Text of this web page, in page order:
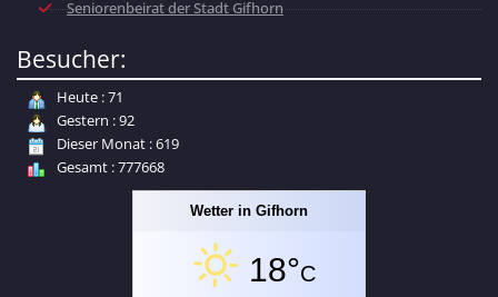
Seniorenbeirat der Stadt Gifhorn
Besucher:
Heute : 71
Gestern : 92
Dieser Monat : 619
Gesamt : 777668
Wetter in Gifhorn
18°C